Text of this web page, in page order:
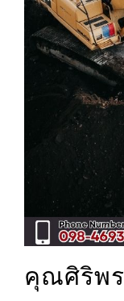
คุณศิริพร